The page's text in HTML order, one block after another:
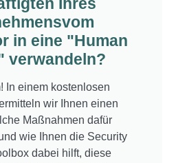
Ihres
in eine "Human
verwandeln?
In einem kostenlosen
wir Ihnen einen
Maßnahmen dafür
wie Ihnen die Security
dabei hilft, diese